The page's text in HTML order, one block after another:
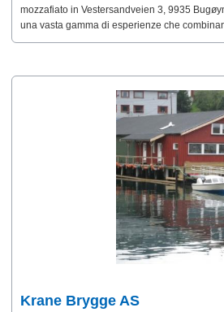
mozzafiato in Vestersandveien 3, 9935
una vasta gamma di esperienze che
Krane Brygge AS